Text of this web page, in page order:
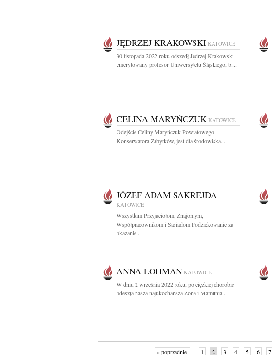
JĘDRZEJ KRAKOWSKI KATOWICE
30 listopada 2022 roku odszedł Jędrzej Krakowski
emerytowany profesor Uniwersytetu Śląskiego, b....
CELINA MARYŃCZUK KATOWICE
Odejście Celiny Maryńczuk Powiatowego
Konserwatora Zabytków, jest dla środowiska...
JÓZEF ADAM SAKREJDA
KATOWICE
Wszystkim Przyjaciołom, Znajomym,
Współpracownikom i Sąsiadom Podziękowanie za
okazanie...
ANNA LOHMAN KATOWICE
W dniu 2 września 2022 roku, po ciężkiej chorobie
odeszła nasza najukochańsza Żona i Mamunia...
« poprzednie 1 2 3 4 5 6 7